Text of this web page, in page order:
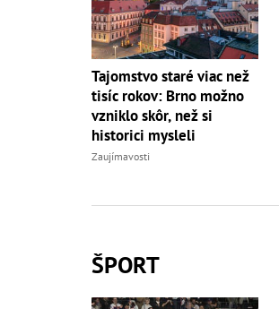
Tajomstvo staré viac než
tisíc rokov: Brno možno
vzniklo skôr, než si
historici mysleli
Zaujímavosti
ŠPORT